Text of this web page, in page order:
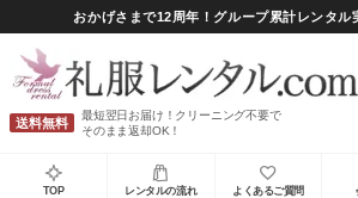
おかげさまで12周年！グループ累計レンタル
送料無料
最短翌日お届け！クリーニング不要で
そのまま返却OK！
TOP レンタルの流れ よくあるご質問